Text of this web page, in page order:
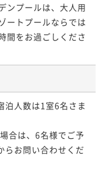
ンプールは、大人用
ートプールならでは
間をお過ごしくださ
泊人数は1室6名さま
合は、6名様でご予
らお問い合わせくだ